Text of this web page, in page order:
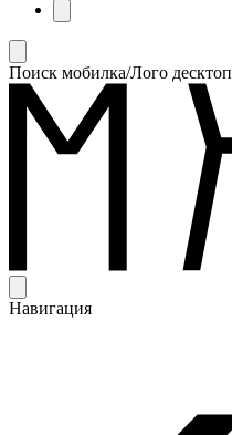
Поиск мобилка/Лого десктоп
Навигация